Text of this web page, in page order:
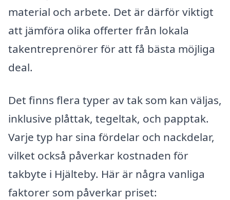
material och arbete. Det är därför viktigt
att jämföra olika offerter från lokala
takentreprenörer för att få bästa möjliga
deal.
Det finns flera typer av tak som kan väljas,
inklusive plåttak, tegeltak, och papptak.
Varje typ har sina fördelar och nackdelar,
vilket också påverkar kostnaden för
takbyte i Hjälteby. Här är några vanliga
faktorer som påverkar priset: